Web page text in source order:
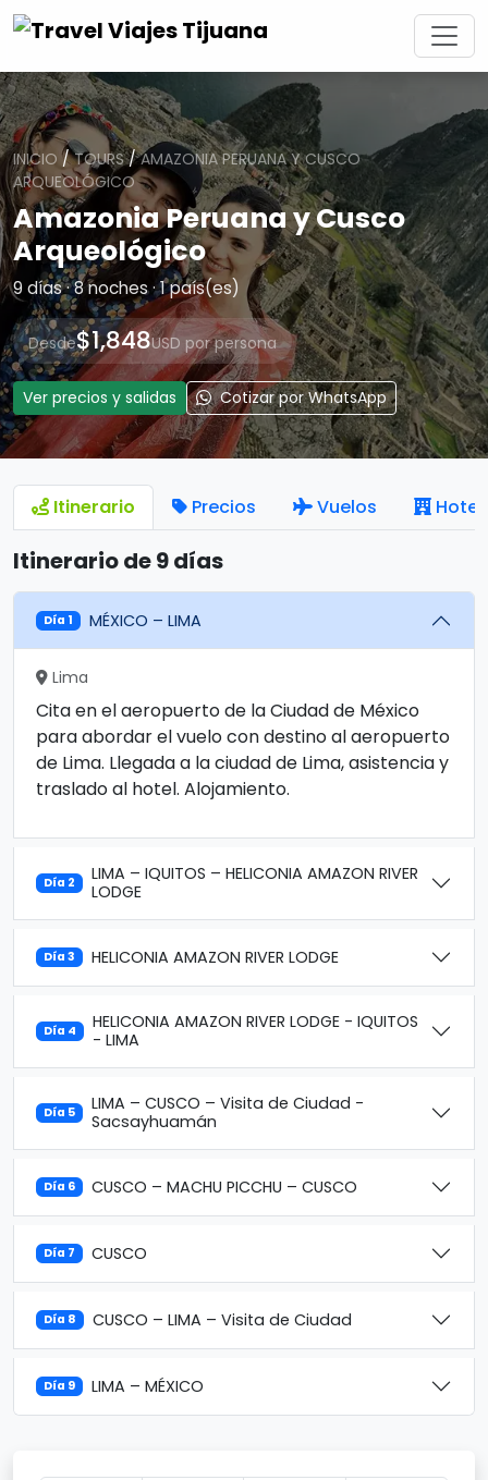
INICIO /TOURS/AMAZONIA PERUANA Y CUSCO
ARQUEOLÓGICO
Amazonia Peruana y Cusco
Arqueológico
9 días · 8 noches · 1 país(es)
Desde$1,848USD por persona
Ver precios y salidas Cotizar por WhatsApp
Itinerario Precios Vuelos
Itinerario de 9 días
Día 1 MÉXICO – LIMA
Lima
Cita en el aeropuerto de la Ciudad de México
para abordar el vuelo con destino al aeropuerto
de Lima. Llegada a la ciudad de Lima, asistencia y
traslado al hotel. Alojamiento.
Día 2
LIMA – IQUITOS – HELICONIA AMAZON RIVER
LODGE
Día 3 HELICONIA AMAZON RIVER LODGE
Día 4
HELICONIA AMAZON RIVER LODGE - IQUITOS
- LIMA
Día 5
LIMA – CUSCO – Visita de Ciudad -
Sacsayhuamán
Día 6 CUSCO – MACHU PICCHU – CUSCO
Día 7 CUSCO
Día 8 CUSCO – LIMA – Visita de Ciudad
Día 9 LIMA – MÉXICO